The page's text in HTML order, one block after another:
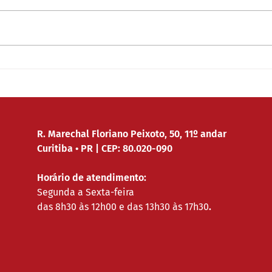
o Futuro do Trabalho”, que
R. Marechal Floriano Peixoto, 50, 11º andar
Curitiba • PR | CEP: 80.020-090
Horário de atendimento:
Segunda a Sexta-feira
das 8h30 às 12h00 e das 13h30 às 17h30.